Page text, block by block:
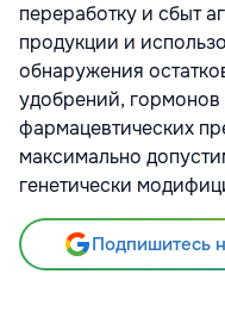
переработку и сбыт
продукции и
обнаружения
удобрений,
фармацевтических
максимально
генетически
Подпишитесь